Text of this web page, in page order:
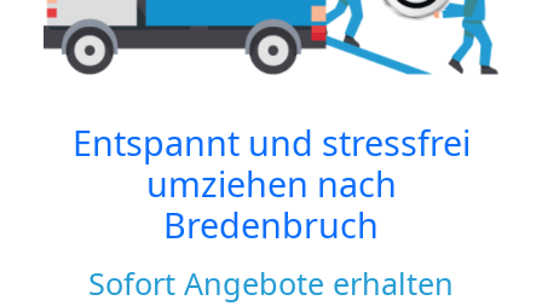
Entspannt und stressfrei
umziehen nach
Bredenbruch
Sofort Angebote erhalten